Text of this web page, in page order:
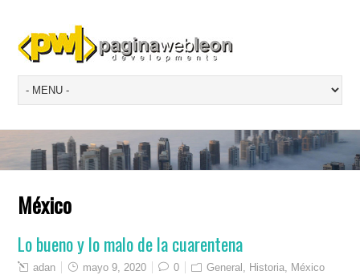
México
Lo bueno y lo malo de la cuarentena
adan mayo 9, 2020 0 General Historia
México